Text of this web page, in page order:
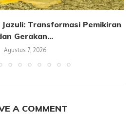
Transformasi Pemikiran
Gerakan...
Agustus 7, 2026
A COMMENT